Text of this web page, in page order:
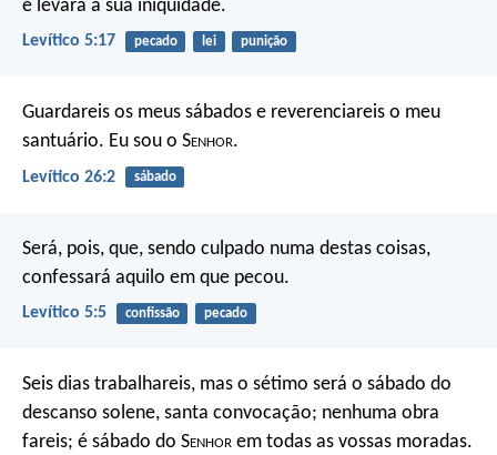
e levará a sua iniquidade.
Levítico 5:17 pecado lei punição
Guardareis os meus sábados e reverenciareis o meu
santuário. Eu sou o Senhor.
Levítico 26:2 sábado
Será, pois, que, sendo culpado numa destas coisas,
confessará aquilo em que pecou.
Levítico 5:5 confissão pecado
Seis dias trabalhareis, mas o sétimo será o sábado do
descanso solene, santa convocação; nenhuma obra
fareis; é sábado do Senhor em todas as vossas moradas.